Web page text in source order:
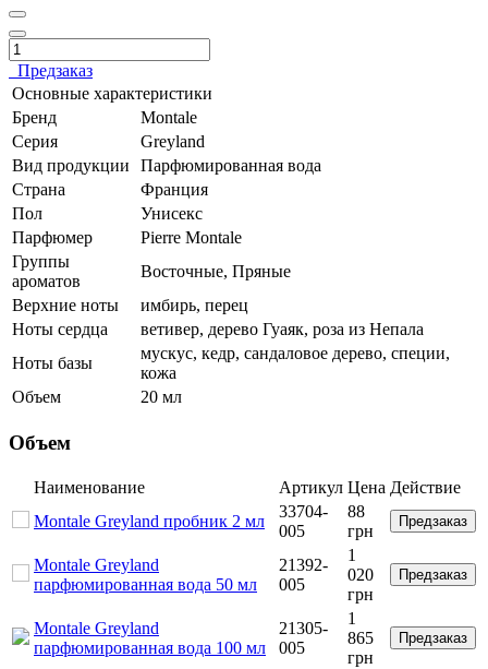
Предзаказ
Основные характеристики
Бренд
Montale
Серия
Greyland
Вид продукции
Парфюмированная вода
Страна
Франция
Пол
Унисекс
Парфюмер
Pierre Montale
Группы
ароматов
Восточные, Пряные
Верхние ноты
имбирь, перец
Ноты сердца
ветивер, дерево Гуаяк, роза из Непала
Ноты базы
мускус, кедр, сандаловое дерево, специи,
кожа
Объем
20 мл
Объем
Наименование Артикул Цена Действие
Montale Greyland пробник 2 мл
33704-
005
88
грн
Предзаказ
Montale Greyland
парфюмированная вода 50 мл
21392-
005
1
020
грн
Предзаказ
Montale Greyland
парфюмированная вода 100 мл
21305-
005
1
865
грн
Предзаказ